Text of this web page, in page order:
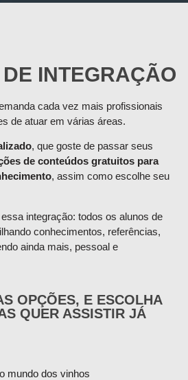
INTEGRAÇÃO
cada vez mais profissionais
de atuar em várias áreas.
, que goste de passar seus
de conteúdos gratuitos para
, assim como escolhe seu
integração: todos os alunos de
conhecimentos, referências,
ainda mais, pessoal e
OPÇÕES, E ESCOLHA
QUER ASSISTIR JÁ
mundo dos vinhos